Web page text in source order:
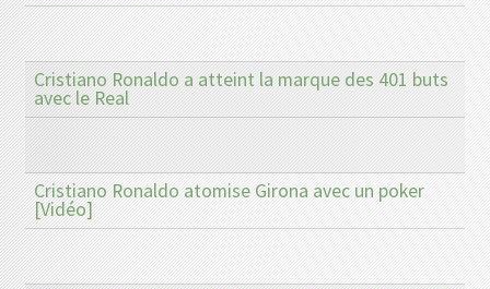
Cristiano Ronaldo a atteint la marque des 401 buts
avec le Real
Cristiano Ronaldo atomise Girona avec un poker
[Vidéo]